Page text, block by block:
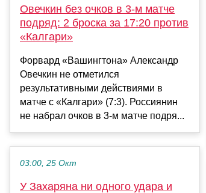
Овечкин без очков в 3-м матче
подряд: 2 броска за 17:20 против
«Калгари»
Форвард «Вашингтона» Александр
Овечкин не отметился
результативными действиями в
матче с «Калгари» (7:3). Россиянин
не набрал очков в 3-м матче подря...
03:00, 25 Окт
У Захаряна ни одного удара и